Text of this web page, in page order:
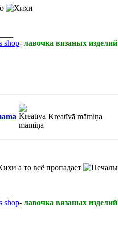
shop- лавочка вязаных изделий
Kreatīvā māmiņa
а то всё пропадает
shop- лавочка вязаных изделий